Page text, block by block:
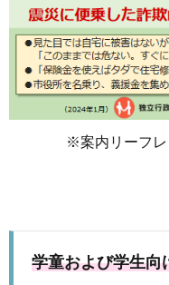
※案内リーフレ
学童および学生向